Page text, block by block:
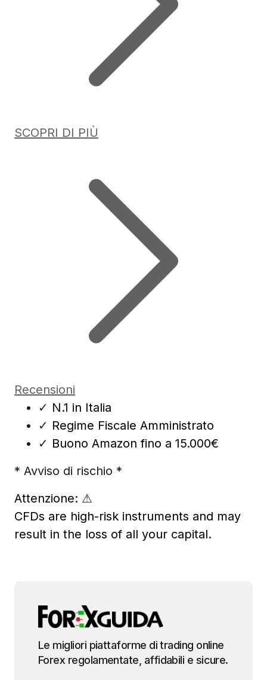
SCOPRI DI PIÙ
Recensioni
✓ N.1 in Italia
✓ Regime Fiscale Amministrato
✓ Buono Amazon fino a 15.000€
* Avviso di rischio *
Attenzione: ⚠
CFDs are high-risk instruments and may
result in the loss of all your capital.
Le migliori piattaforme di trading online
Forex regolamentate, affidabili e sicure.